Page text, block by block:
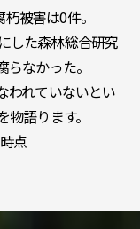
被害は0件。
した森林総合研究
なかった。
われていないとい
語ります。
点